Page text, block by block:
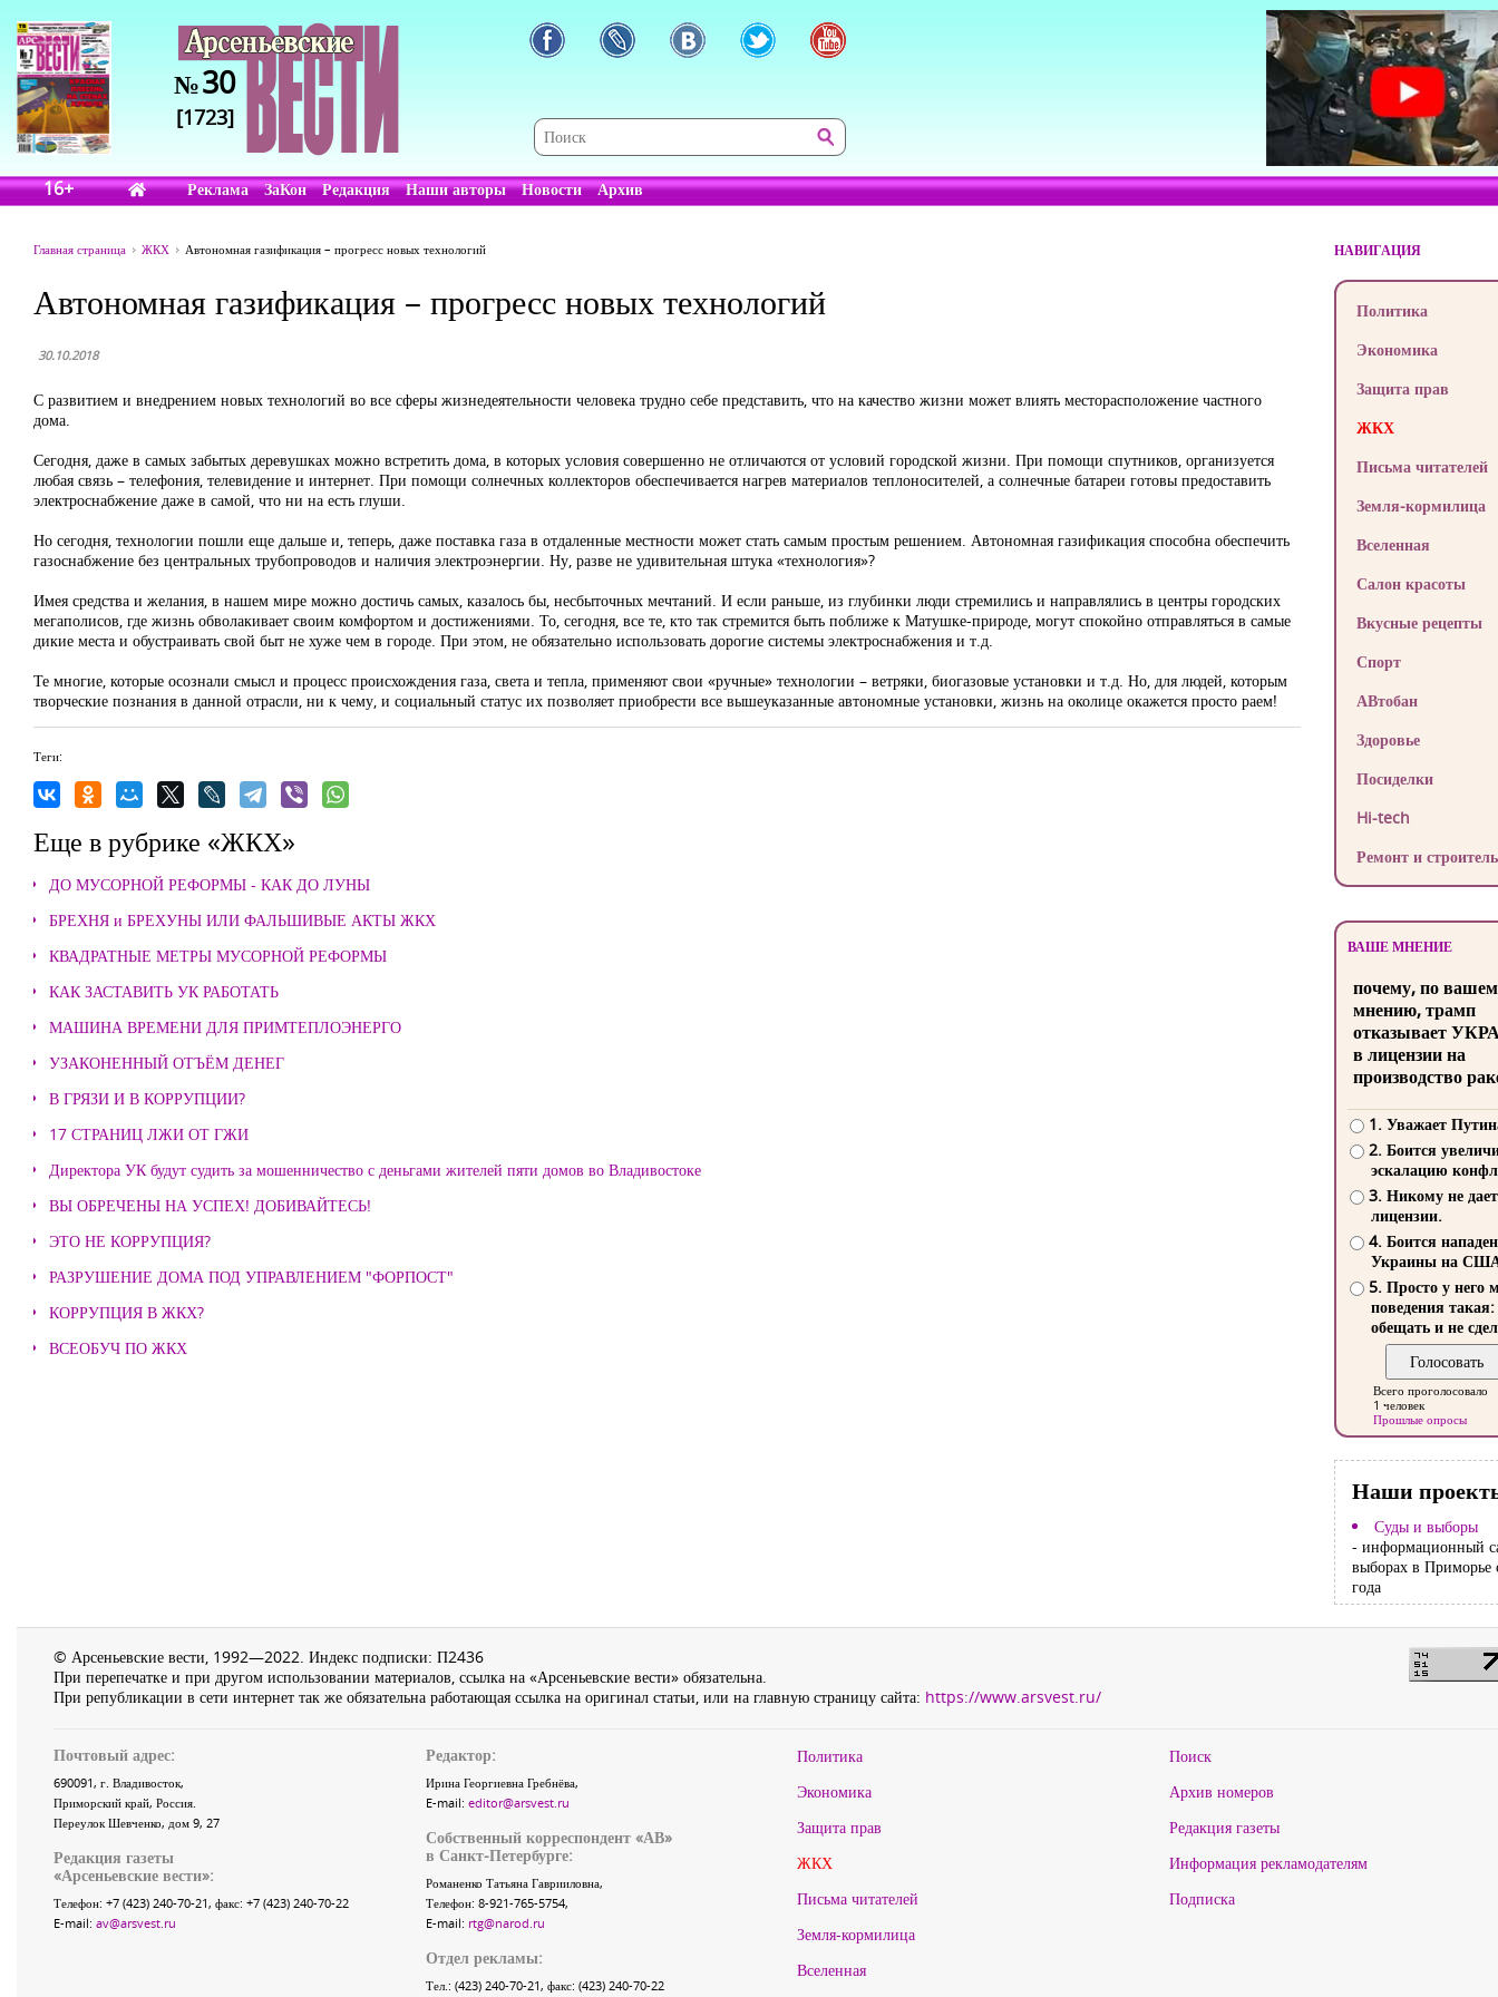
№30
[1723]
16+ Реклама ЗаКон Редакция Наши авторы Новости Архив
Главная страница ЖКХ Автономная газификация – прогресс новых технологий
Автономная газификация – прогресс новых технологий
30.10.2018
С развитием и внедрением новых технологий во все сферы жизнедеятельности человека трудно себе представить, что на качество жизни может влиять месторасположение частного
дома.
Сегодня, даже в самых забытых деревушках можно встретить дома, в которых условия совершенно не отличаются от условий городской жизни. При помощи спутников, организуется
любая связь – телефония, телевидение и интернет. При помощи солнечных коллекторов обеспечивается нагрев материалов теплоносителей, а солнечные батареи готовы предоставить
электроснабжение даже в самой, что ни на есть глуши.
Но сегодня, технологии пошли еще дальше и, теперь, даже поставка газа в отдаленные местности может стать самым простым решением. Автономная газификация способна обеспечить
газоснабжение без центральных трубопроводов и наличия электроэнергии. Ну, разве не удивительная штука «технология»?
Имея средства и желания, в нашем мире можно достичь самых, казалось бы, несбыточных мечтаний. И если раньше, из глубинки люди стремились и направлялись в центры городских
мегаполисов, где жизнь обволакивает своим комфортом и достижениями. То, сегодня, все те, кто так стремится быть поближе к Матушке-природе, могут спокойно отправляться в самые
дикие места и обустраивать свой быт не хуже чем в городе. При этом, не обязательно использовать дорогие системы электроснабжения и т.д.
Те многие, которые осознали смысл и процесс происхождения газа, света и тепла, применяют свои «ручные» технологии – ветряки, биогазовые установки и т.д. Но, для людей, которым
творческие познания в данной отрасли, ни к чему, и социальный статус их позволяет приобрести все вышеуказанные автономные установки, жизнь на околице окажется просто раем!
Теги:
Еще в рубрике «ЖКХ»
ДО МУСОРНОЙ РЕФОРМЫ - КАК ДО ЛУНЫ
БРЕХНЯ и БРЕХУНЫ ИЛИ ФАЛЬШИВЫЕ АКТЫ ЖКХ
КВАДРАТНЫЕ МЕТРЫ МУСОРНОЙ РЕФОРМЫ
КАК ЗАСТАВИТЬ УК РАБОТАТЬ
МАШИНА ВРЕМЕНИ ДЛЯ ПРИМТЕПЛОЭНЕРГО
УЗАКОНЕННЫЙ ОТЪЁМ ДЕНЕГ
В ГРЯЗИ И В КОРРУПЦИИ?
17 СТРАНИЦ ЛЖИ ОТ ГЖИ
Директора УК будут судить за мошенничество с деньгами жителей пяти домов во Владивостоке
ВЫ ОБРЕЧЕНЫ НА УСПЕХ! ДОБИВАЙТЕСЬ!
ЭТО НЕ КОРРУПЦИЯ?
РАЗРУШЕНИЕ ДОМА ПОД УПРАВЛЕНИЕМ "ФОРПОСТ"
КОРРУПЦИЯ В ЖКХ?
ВСЕОБУЧ ПО ЖКХ
НАВИГАЦИЯ
Политика
Экономика
Защита прав
ЖКХ
Письма читателей
Земля-кормилица
Вселенная
Салон красоты
Вкусные рецепты
Спорт
АВтобан
Здоровье
Посиделки
Hi-tech
Ремонт и
ВАШЕ МНЕНИЕ
почему, по
мнению, трамп
отказывает
в лицензии на
производство
1. Уважает
2. Боится
эскалацию
3. Никому не
лицензии.
4. Боится
Украины на
5. Просто у него
поведения такая:
обещать и не
Всего проголосовало
1 человек
Прошлые опросы
Наши
Суды и выборы
- информационный
выборах в Приморье
года
© Арсеньевские вести, 1992—2022. Индекс подписки: П2436
При перепечатке и при другом использовании материалов, ссылка на «Арсеньевские вести» обязательна.
При републикации в сети интернет так же обязательна работающая ссылка на оригинал статьи, или на главную страницу сайта: https://www.arsvest.ru/
Почтовый адрес:
690091, г. Владивосток,
Приморский край, Россия.
Переулок Шевченко, дом 9, 27
Редакция газеты
«Арсеньевские вести»:
Телефон: +7 (423) 240-70-21, факс: +7 (423) 240-70-22
E-mail: av@arsvest.ru
Редактор:
Ирина Георгиевна Гребнёва,
E-mail: editor@arsvest.ru
Собственный корреспондент «АВ»
в Санкт-Петербурге:
Романенко Татьяна Гаврииловна,
Телефон: 8-921-765-5754,
E-mail: rtg@narod.ru
Отдел рекламы:
Тел.: (423) 240-70-21, факс: (423) 240-70-22
Политика
Экономика
Защита прав
ЖКХ
Письма читателей
Земля-кормилица
Вселенная
Поиск
Архив номеров
Редакция газеты
Информация рекламодателям
Подписка